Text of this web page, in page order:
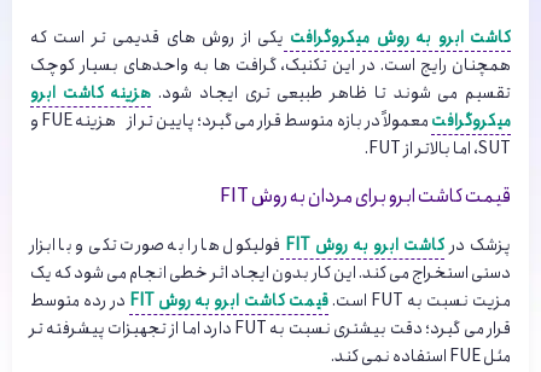
کاشت ابرو به روش میکروگرافت یکی از روش های قدیمی تر است که
همچنان رایج است. در این تکنیک، گرافت ها به واحدهای بسیار کوچک
تقسیم می شوند تا ظاهر طبیعی تری ایجاد شود. هزینه کاشت ابرو
میکروگرافت
معمولاً در بازه متوسط قرار می گیرد؛ پایین تر از هزینه FUE و
SUT، اما بالاتر از FUT.
قیمت کاشت ابرو برای مردان به روش FIT
پزشک در کاشت ابرو به روش FIT
فولیکول ها را به صورت تکی و با ابزار
دستی استخراج می کند. این کار بدون ایجاد اثر خطی انجام می شود که یک
مزیت نسبت به FUT است.
قیمت کاشت ابرو به روش FIT
در رده متوسط
قرار می گیرد؛ دقت بیشتری نسبت به FUT دارد اما از تجهیزات پیشرفته تر
مثل FUE استفاده نمی کند.